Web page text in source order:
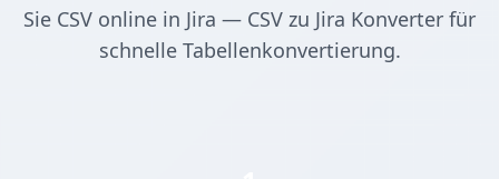
Sie CSV online in Jira — CSV zu Jira Konverter für
schnelle Tabellenkonvertierung.